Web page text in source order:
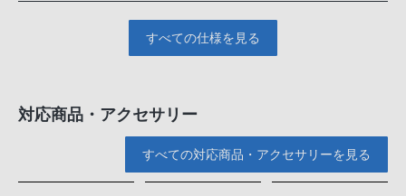
すべての仕様を見る
対応商品・アクセサリー
すべての対応商品・アクセサリーを見る